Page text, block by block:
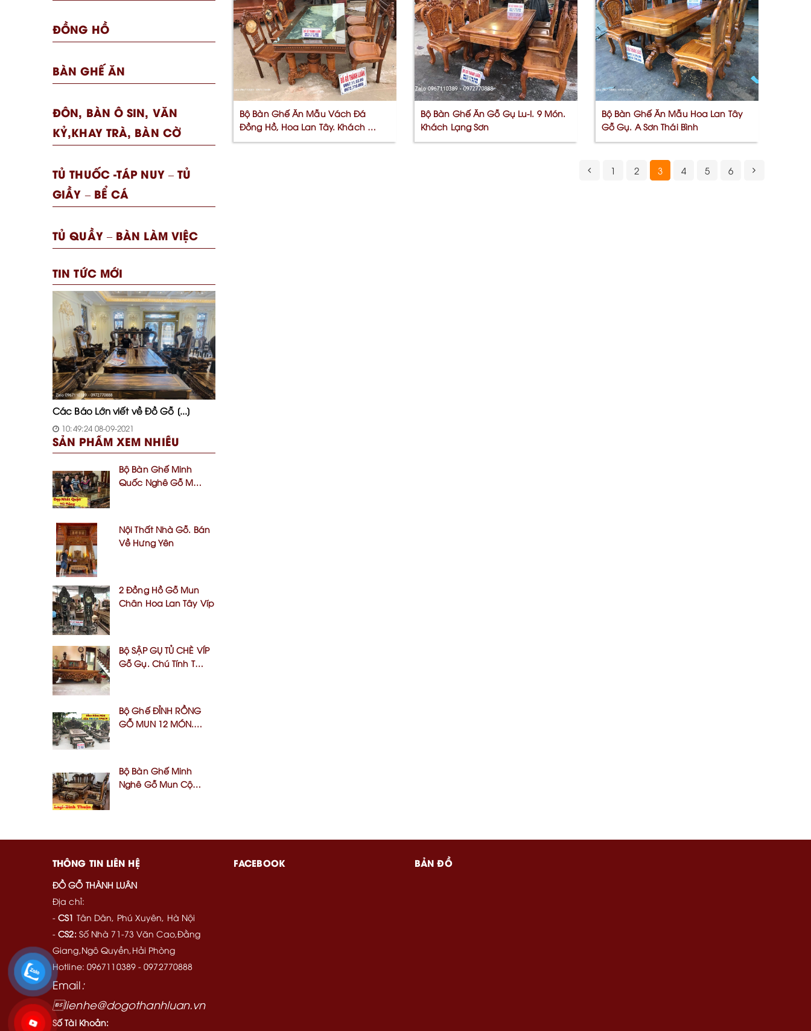
ĐỒNG HỒ
BÀN GHẾ ĂN
ĐÔN, BÀN Ô SIN, VĂN
KỶ,KHAY TRÀ, BÀN CỜ
TỦ THUỐC -TÁP NUY – TỦ
GIẦY – BỂ CÁ
TỦ QUẦY – BÀN LÀM VIỆC
TIN TỨC MỚI
Các Báo Lớn viết về Đồ Gỗ [...]
10:49:24 08-09-2021
SẢN PHẨM XEM NHIỀU
Bộ Bàn Ghế Minh
Quốc Nghê Gỗ Mun
Nội Thất Nhà Gỗ. Bán
Về Hưng Yên
2 Đồng Hồ Gỗ Mun
Chân Hoa Lan Tây Víp
Bộ SẬP GỤ TỦ CHÈ VÍP
Gỗ Gụ. Chú Tính Thuỷ
Bộ Ghế ĐỈNH RỒNG
GỖ MUN 12 MÓN. A
Bộ Bàn Ghế Minh
Nghê Gỗ Mun Cột 12,
Bộ Bàn Ghế Ăn Mẫu Vách Đá
Đồng Hồ, Hoa Lan Tây. Khách Thái
[...]
Bộ Bàn Ghế Ăn Gỗ Gụ Lu-I. 9 Món.
Khách Lạng Sơn
Bộ Bàn Ghế Ăn Mẫu Hoa Lan Tây
Gỗ Gụ. A Sơn Thái Bình
1 2 3 4 5 6
THÔNG TIN LIÊN HỆ
ĐỒ GỖ THÀNH LUÂN
Địa chỉ:
-CS1 Tân Dân, Phú Xuyên, Hà Nội
-CS2: Số Nhà 71-73 Văn Cao,Đằng
Giang,Ngô Quyền,Hải Phòng
Hotline: 0967110389 - 0972770888
Email:
lienhe@dogothanhluan.vn
Số Tài Khoản:
FACEBOOK BẢN ĐỒ